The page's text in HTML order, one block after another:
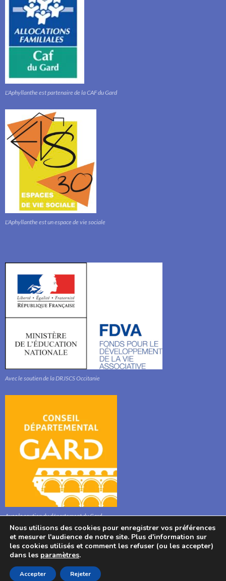
L'Aphyllanthe est partenaire de la CAF du Gard
L'Aphyllanthe est un espace de vie sociale
Avec le soutien de la DRJSCS Occitanie
Avec le soutien du département du Gard
© : Association l'Aphyllanthe 2021, Bibliothèque, Mairie, 280 Route Stéphane
Hessel, 30700 Aigaliers, France. Tel : 04 6622 1020.
Nous utilisons des cookies pour enregistrer vos préférences
et mesurer l'audience de notre site. Plus d'information sur
les cookies utilisés et comment les refuser (ou les accepter)
dans les paramètres.
Accepter Rejeter